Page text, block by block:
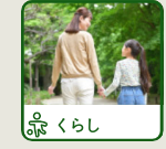
くらし